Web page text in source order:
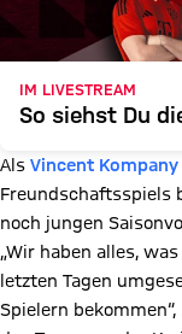
IM LIVESTREAM
So siehst Du
Als Vincent Kompany
Freundschaftsspiels
noch jungen
„Wir haben alles,
letzten Tagen
Spielern